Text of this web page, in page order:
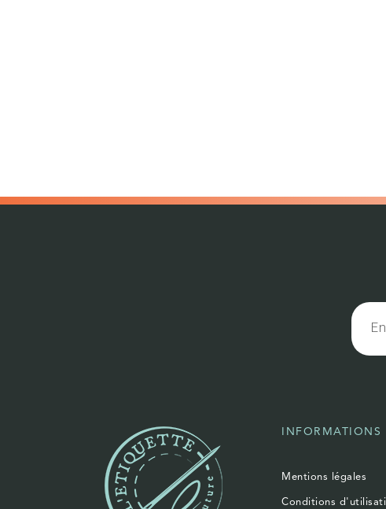
INFORMATIONS
Mentions légales
Conditions